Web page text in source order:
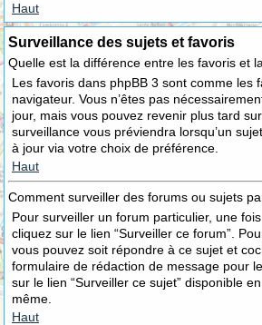
Haut
Surveillance des sujets et favoris
Quelle est la différence entre les favoris et
Les favoris dans phpBB 3 sont comme les
navigateur. Vous n’êtes pas
jour, mais vous pouvez revenir plus tard
surveillance vous préviendra lorsqu’un
à jour via votre choix de préférence.
Haut
Comment surveiller des forums ou sujets
Pour surveiller un forum particulier, une
cliquez sur le lien “Surveiller ce forum”.
vous pouvez soit répondre à ce sujet et
formulaire de rédaction de message pour
sur le lien “Surveiller ce sujet” disponible
même.
Haut